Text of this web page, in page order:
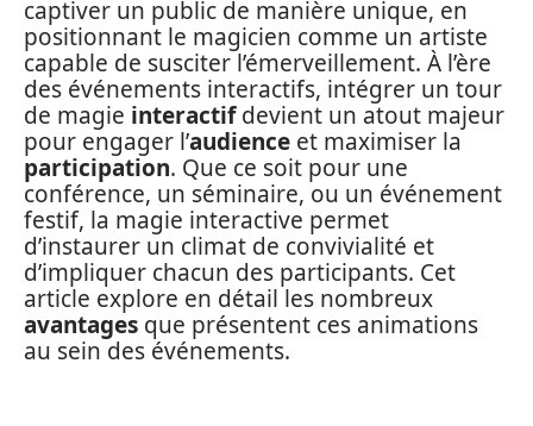
captiver un public de manière unique, en
positionnant le magicien comme un artiste
capable de susciter l’émerveillement. À l’ère
des événements interactifs, intégrer un tour
de magie interactifdevient un atout majeur
pour engager l’audience et maximiser la
participation. Que ce soit pour une
conférence, un séminaire, ou un événement
festif, la magie interactive permet
d’instaurer un climat de convivialité et
d’impliquer chacun des participants. Cet
article explore en détail les nombreux
avantages que présentent ces animations
au sein des événements.